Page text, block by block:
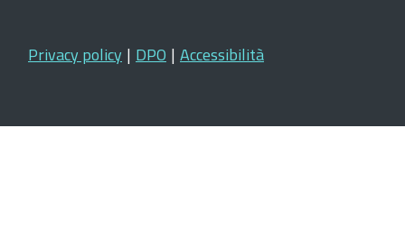
Privacy policy | DPO | Accessibilità